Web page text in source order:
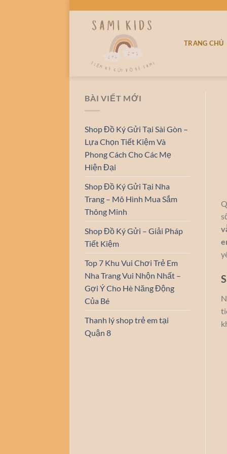
TRANG CHỦ
BÀI VIẾT MỚI
Shop Đồ Ký Gửi Tại Sài Gòn –
Lựa Chọn Tiết Kiệm Và
Phong Cách Cho Các Mẹ
Hiện Đại
Shop Đồ Ký Gửi Tại Nha
Trang – Mô Hình Mua Sắm
Thông Minh
Shop Đồ Ký Gửi – Giải Pháp
Tiết Kiệm
Top 7 Khu Vui Chơi Trẻ Em
Nha Trang Vui Nhộn Nhất –
Gợi Ý Cho Hè Năng Động
Của Bé
Thanh lý shop trẻ em tại
Quận 8